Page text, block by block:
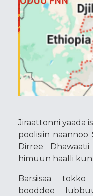
Jiraattonni yaada
poolisiin naannoo
Dirree
himuun haalli
Barsiisaa
booddee